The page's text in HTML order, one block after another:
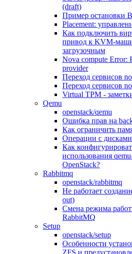
(draft)
Пример остановки
Placement:
Как подключить
привод к KVM-
загрузочным
Nova compute Error:
provider
Переход сервисов
Переход сервисов
Virtual TPM -
Qemu
openstack/qemu
Ошибка прав на
Как ограничить
Операции с
Как
использования
OpenStack?
Rabbitmq
openstack/rabbitmq
Не работает
out)
Смена режима
RabbitMQ
Setup
openstack/setup
Особенности
ZFS и